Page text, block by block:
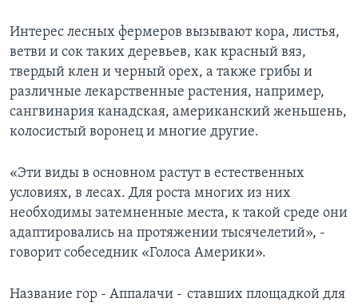
Интерес лесных фермеров вызывают кора, листья,
ветви и сок таких деревьев, как красный вяз,
твердый клен и черный орех, а также грибы и
различные лекарственные растения, например,
сангвинария канадская, американский женьшень,
колосистый воронец и многие другие.
«Эти виды в основном растут в естественных
условиях, в лесах. Для роста многих из них
необходимы затемненные места, к такой среде они
адаптировались на протяжении тысячелетий», -
говорит собеседник «Голоса Америки».
Название гор - Аппалачи - ставших площадкой для